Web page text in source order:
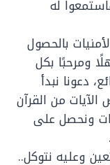
له
بالحصول
ومرحبًا بكل
دعونا نبدأ
الآيات من القرآن
ونحصل على
وعليه نتوكل..